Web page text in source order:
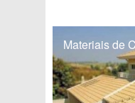
Materiais de